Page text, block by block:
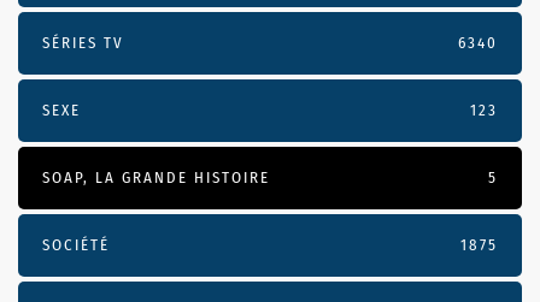
SÉRIES TV 6340
SEXE 123
SOAP, LA GRANDE HISTOIRE 5
SOCIÉTÉ 1875